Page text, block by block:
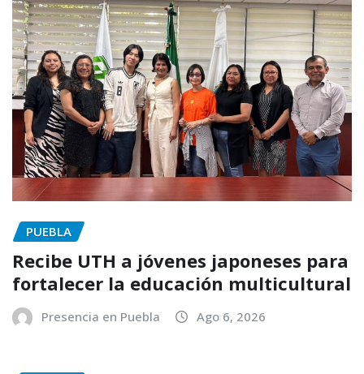
PUEBLA
Recibe UTH a jóvenes japoneses para
fortalecer la educación multicultural
Presencia en Puebla Ago 6, 2026